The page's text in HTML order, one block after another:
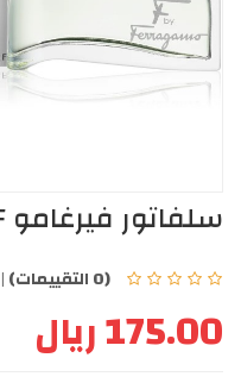
سلفاتور فيرغامو F او دو تواليت 100مل
(0 التقييمات) |
175.00 ريال